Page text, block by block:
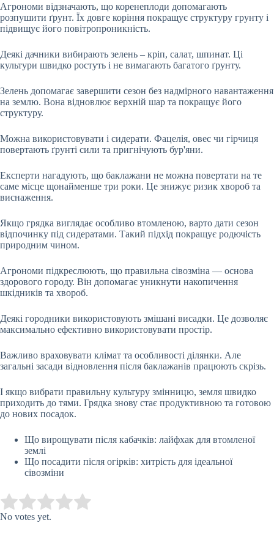
Агрономи відзначають, що коренеплоди допомагають
розпушити ґрунт. Їх довге коріння покращує структуру грунту і
підвищує його повітропроникність.
Деякі дачники вибирають зелень – кріп, салат, шпинат. Ці
культури швидко ростуть і не вимагають багатого ґрунту.
Зелень допомагає завершити сезон без надмірного навантаження
на землю. Вона відновлює верхній шар та покращує його
структуру.
Можна використовувати і сидерати. Фацелія, овес чи гірчиця
повертають ґрунті сили та пригнічують бур'яни.
Експерти нагадують, що баклажани не можна повертати на те
саме місце щонайменше три роки. Це знижує ризик хвороб та
виснаження.
Якщо грядка виглядає особливо втомленою, варто дати сезон
відпочинку під сидератами. Такий підхід покращує родючість
природним чином.
Агрономи підкреслюють, що правильна сівозміна — основа
здорового городу. Він допомагає уникнути накопичення
шкідників та хвороб.
Деякі городники використовують змішані висадки. Це дозволяє
максимально ефективно використовувати простір.
Важливо враховувати клімат та особливості ділянки. Але
загальні засади відновлення після баклажанів працюють скрізь.
І якщо вибрати правильну культуру змінницю, земля швидко
приходить до тями. Грядка знову стає продуктивною та готовою
до нових посадок.
Що вирощувати після кабачків: лайфхак для втомленої
землі
Що посадити після огірків: хитрість для ідеальної
сівозміни
Rate this item:
No votes yet.